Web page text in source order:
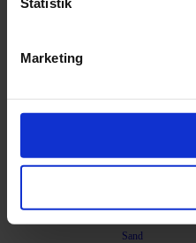
Marketing
Bark
Spelt
Vat
Sand